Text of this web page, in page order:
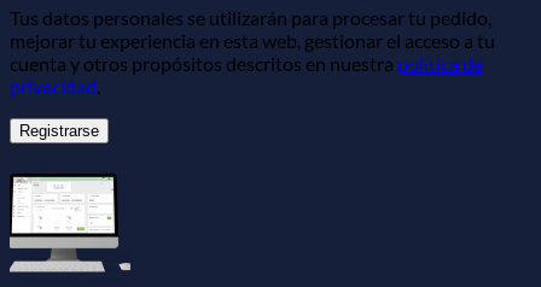
Tus datos personales se utilizarán para procesar tu pedido,
mejorar tu experiencia en esta web, gestionar el acceso a tu
cuenta y otros propósitos descritos en nuestra política de
privacidad
Registrarse